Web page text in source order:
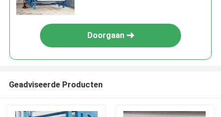
Doorgaan
Geadviseerde Producten